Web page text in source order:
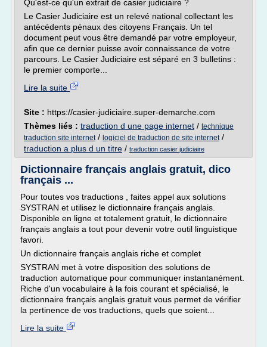
Qu'est-ce qu'un extrait de casier judiciaire ?
Le Casier Judiciaire est un relevé national collectant les
antécédents pénaux des citoyens Français. Un tel
document peut vous être demandé par votre employeur,
afin que ce dernier puisse avoir connaissance de votre
parcours. Le Casier Judiciaire est séparé en 3 bulletins :
le premier comporte...
Lire la suite
Site : https://casier-judiciaire.super-demarche.com
Thèmes liés : traduction d une page internet / technique
traduction site internet/ logiciel de traduction de site internet/
traduction a plus d un titre / traduction casier judiciaire
Dictionnaire français anglais gratuit, dico
français ...
Pour toutes vos traductions , faites appel aux solutions
SYSTRAN et utilisez le dictionnaire français anglais.
Disponible en ligne et totalement gratuit, le dictionnaire
français anglais a tout pour devenir votre outil linguistique
favori.
Un dictionnaire français anglais riche et complet
SYSTRAN met à votre disposition des solutions de
traduction automatique pour communiquer instantanément.
Riche d'un vocabulaire à la fois courant et spécialisé, le
dictionnaire français anglais gratuit vous permet de vérifier
la pertinence de vos traductions, quels que soient...
Lire la suite